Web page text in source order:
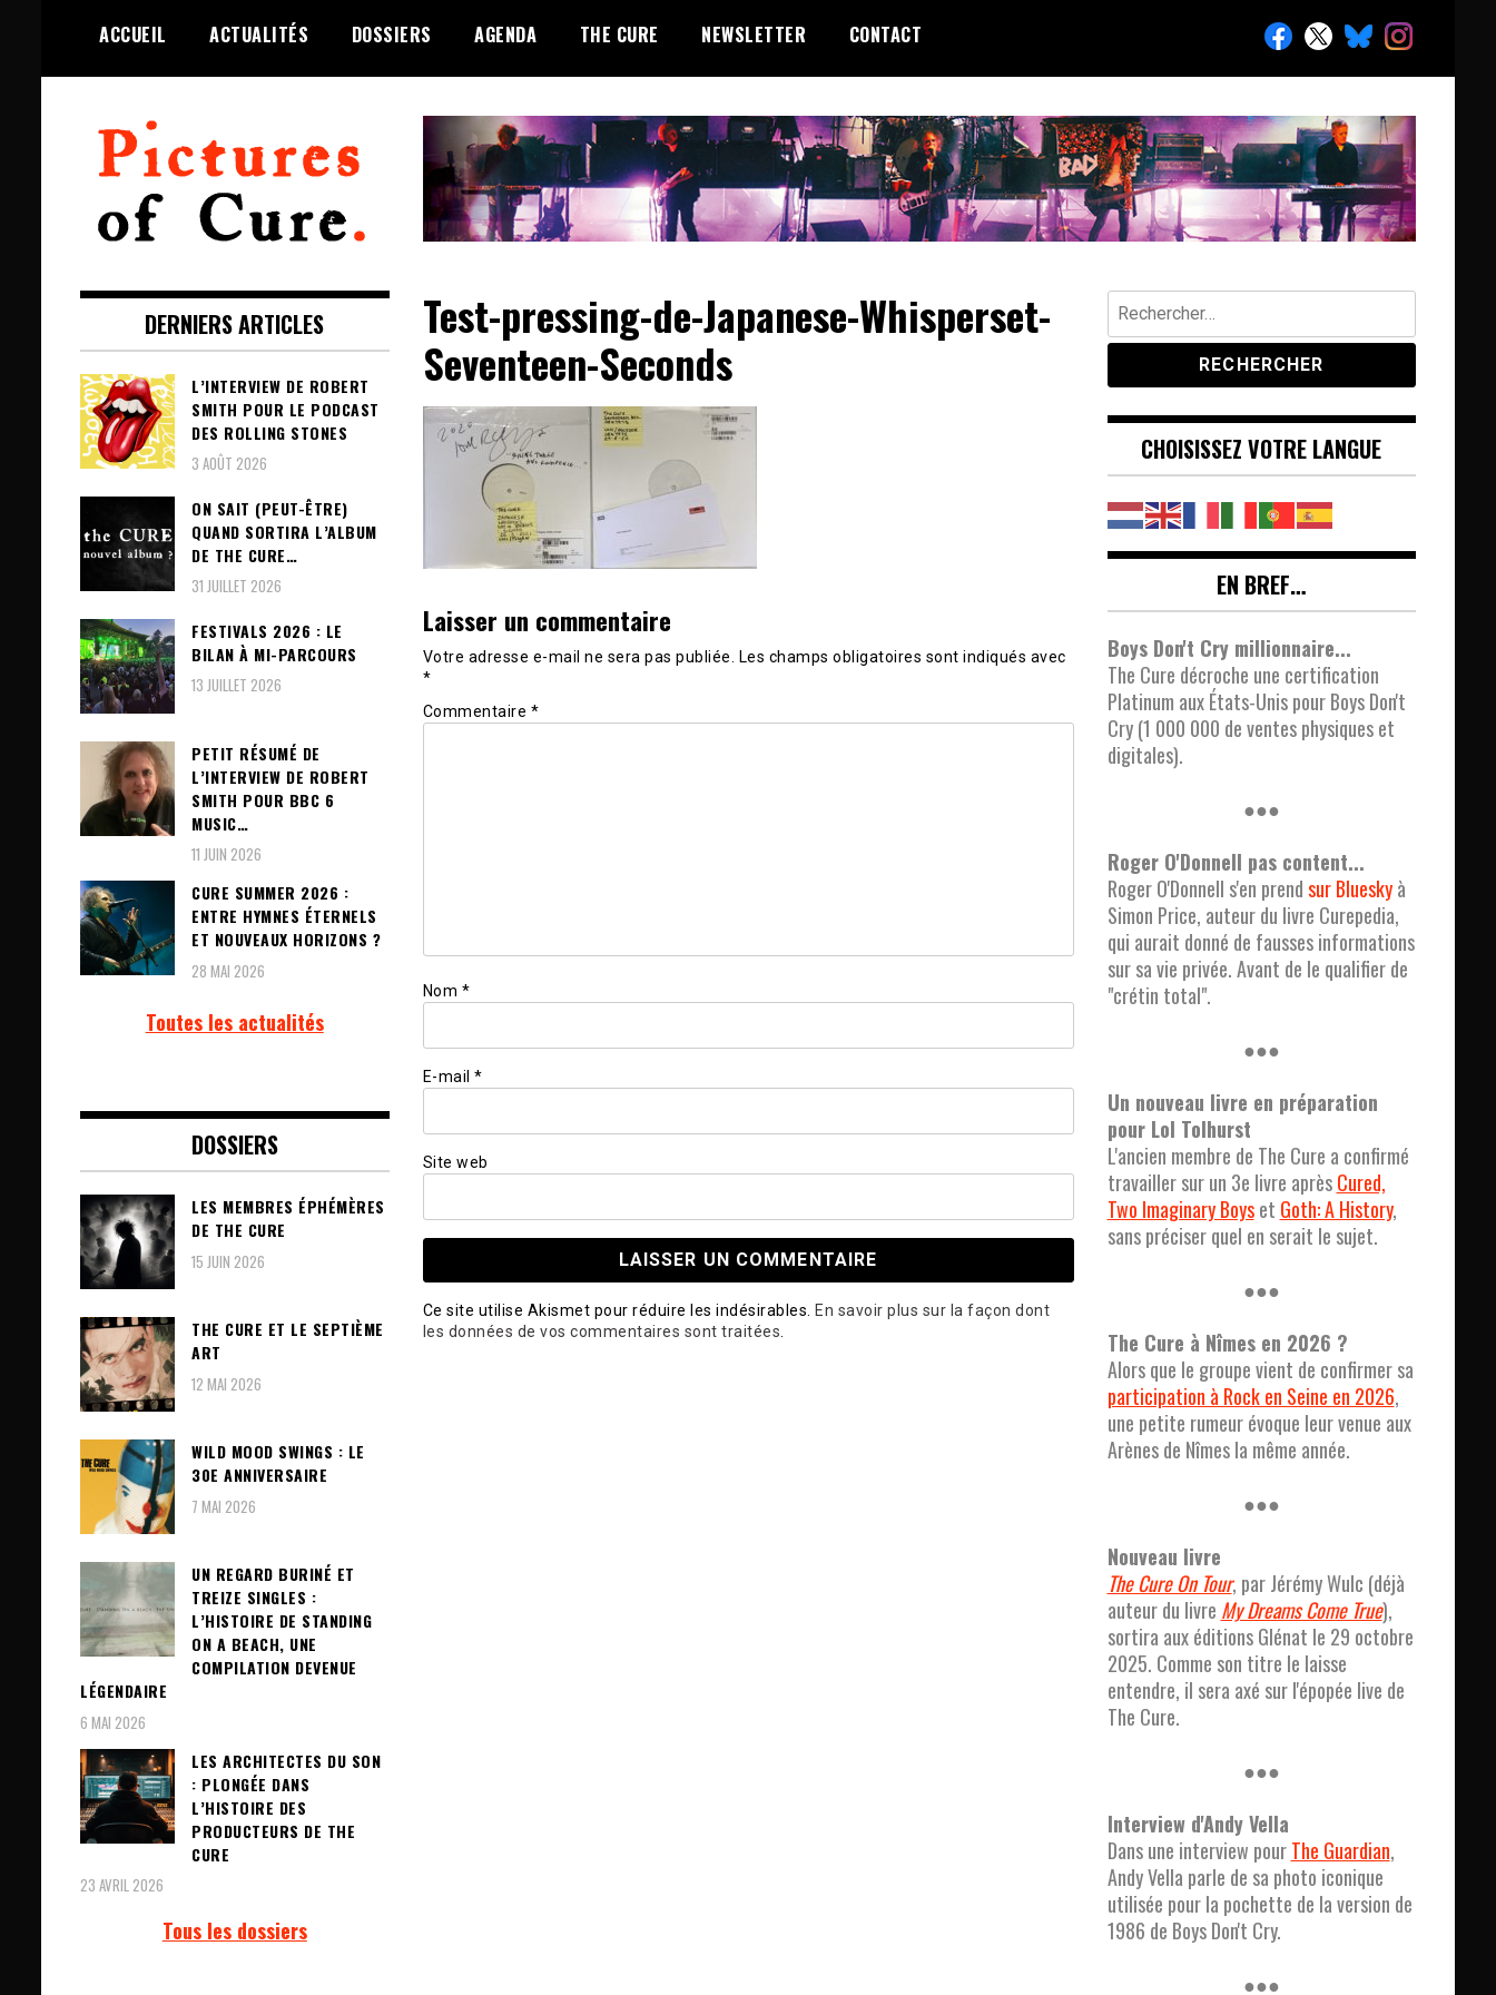
ACCUEIL ACTUALITÉS DOSSIERS AGENDA THE CURE NEWSLETTER CONTACT
Pictures of Cure
2001
Test-pressing-de-Japanese-Whisperset-
Seventeen-Seconds
Laisser un commentaire
Votre adresse e-mail ne sera pas publiée.
Les champs obligatoires sont indiqués avec
*
Commentaire *
Nom *
E-mail *
Site web
Ce site utilise Akismet pour réduire les indésirables. En savoir plus sur la façon dont
les données de vos commentaires sont traitées.
DERNIERS ARTICLES
L’INTERVIEW DE ROBERT
SMITH POUR LE PODCAST
DES ROLLING STONES
3 AOÛT 2026
ON SAIT (PEUT-ÊTRE)
QUAND SORTIRA L’ALBUM
DE THE CURE…
31 JUILLET 2026
FESTIVALS 2026 : LE
BILAN À MI-PARCOURS
13 JUILLET 2026
PETIT RÉSUMÉ DE
L’INTERVIEW DE ROBERT
SMITH POUR BBC 6
MUSIC…
11 JUIN 2026
CURE SUMMER 2026 :
ENTRE HYMNES ÉTERNELS
ET NOUVEAUX HORIZONS ?
28 MAI 2026
Toutes les actualités
DOSSIERS
LES MEMBRES ÉPHÉMÈRES
DE THE CURE
15 JUIN 2026
THE CURE ET LE SEPTIÈME
ART
12 MAI 2026
WILD MOOD SWINGS : LE
30E ANNIVERSAIRE
7 MAI 2026
UN REGARD BURINÉ ET
TREIZE SINGLES :
L’HISTOIRE DE STANDING
ON A BEACH, UNE
COMPILATION DEVENUE
LÉGENDAIRE
6 MAI 2026
LES ARCHITECTES DU SON
: PLONGÉE DANS
L’HISTOIRE DES
PRODUCTEURS DE THE
CURE
23 AVRIL 2026
Tous les dossiers
Rechercher :
CHOISISSEZ VOTRE LANGUE
EN BREF…
Boys Don't Cry millionnaire...
The Cure décroche une certification
Platinum aux États-Unis pour Boys Don't
Cry (1 000 000 de ventes physiques et
digitales).
●●●
Roger O'Donnell pas content...
Roger O'Donnell s'en prendsur Blueskyà
Simon Price, auteur du livre Curepedia,
qui aurait donné de fausses informations
sur sa vie privée. Avant de le qualifier de
"crétin total".
●●●
Un nouveau livre en préparation
pour Lol Tolhurst
L'ancien membre de The Cure a confirmé
travailler sur un 3e livre aprèsCured,
Two Imaginary Boyset Goth: A History,
sans préciser quel en serait le sujet.
●●●
The Cure à Nîmes en 2026 ?
Alors que le groupe vient de confirmer sa
participation à Rock en Seine en 2026,
une petite rumeur évoque leur venue aux
Arènes de Nîmes la même année.
●●●
Nouveau livre
The Cure On Tour, par Jérémy Wulc (déjà
auteur du livre My Dreams Come True),
sortira aux éditions Glénat le 29 octobre
2025. Comme son titre le laisse
entendre, il sera axé sur l'épopée live de
The Cure.
●●●
Interview d'Andy Vella
Dans une interview pourThe Guardian,
Andy Vella parle de sa photo iconique
utilisée pour la pochette de la version de
1986 de Boys Don't Cry.
●●●